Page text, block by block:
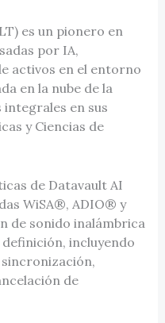
es un pionero en
por IA,
activos en el entorno
en la nube de la
en sus
y Ciencias de
de Datavault AI
WiSA®, ADIO® y
de sonido inalámbrica
incluyendo
de